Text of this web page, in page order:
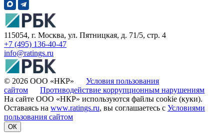
115054, г. Москва, ул. Пятницкая, д. 71/5, стр. 4
+7 (495) 136-40-47
info@ratings.ru
© 2026 ООО «НКР» Условия пользования
сайтом
Противодействие коррупционным нарушениям
На сайте ООО «НКР» используются файлы cookie (куки).
Оставаясь на www.ratings.ru, вы соглашаетесь с Условиями
пользования сайтом
ОК